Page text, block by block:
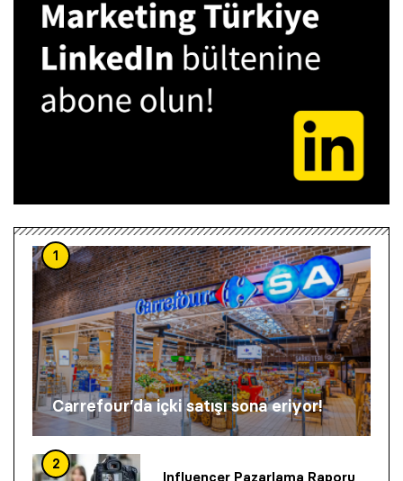
1
Carrefour’da içki satışı sona eriyor!
2
Influencer Pazarlama Raporu